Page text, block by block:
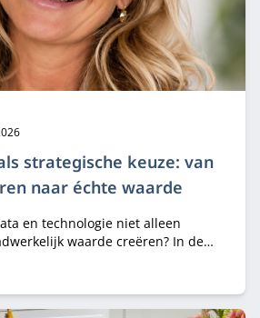
strategische keuze: van
naar échte waarde
en technologie niet alleen
waarde creëren? In de
innovatie.